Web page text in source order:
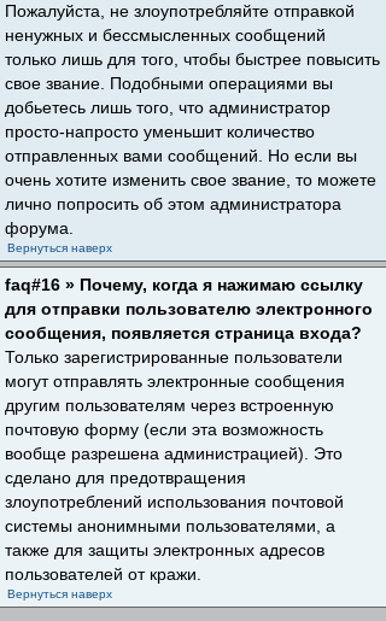
Пожалуйста, не злоупотребляйте отправкой
ненужных и бессмысленных сообщений
только лишь для того, чтобы быстрее повысить
свое звание. Подобными операциями вы
добьетесь лишь того, что администратор
просто-напросто уменьшит количество
отправленных вами сообщений. Но если вы
очень хотите изменить свое звание, то можете
лично попросить об этом администратора
форума.
Вернуться наверх
faq#16 » Почему, когда я нажимаю ссылку
для отправки пользователю электронного
сообщения, появляется страница входа?
Только зарегистрированные пользователи
могут отправлять электронные сообщения
другим пользователям через встроенную
почтовую форму (если эта возможность
вообще разрешена администрацией). Это
сделано для предотвращения
злоупотреблений использования почтовой
системы анонимными пользователями, а
также для защиты электронных адресов
пользователей от кражи.
Вернуться наверх